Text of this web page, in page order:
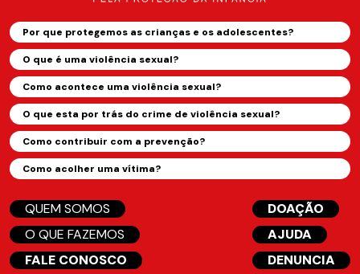
Por que protegemos as crianças e os adolescentes?
O que é uma violência sexual?
Como acontece uma violência sexual?
O que esta por trás do crime de violência sexual?
Como contribuir com a prevenção?
Como acolher uma vítima?
QUEM SOMOS
O QUE FAZEMOS
FALE CONOSCO
DOAÇÃO
AJUDA
DENUNCIA